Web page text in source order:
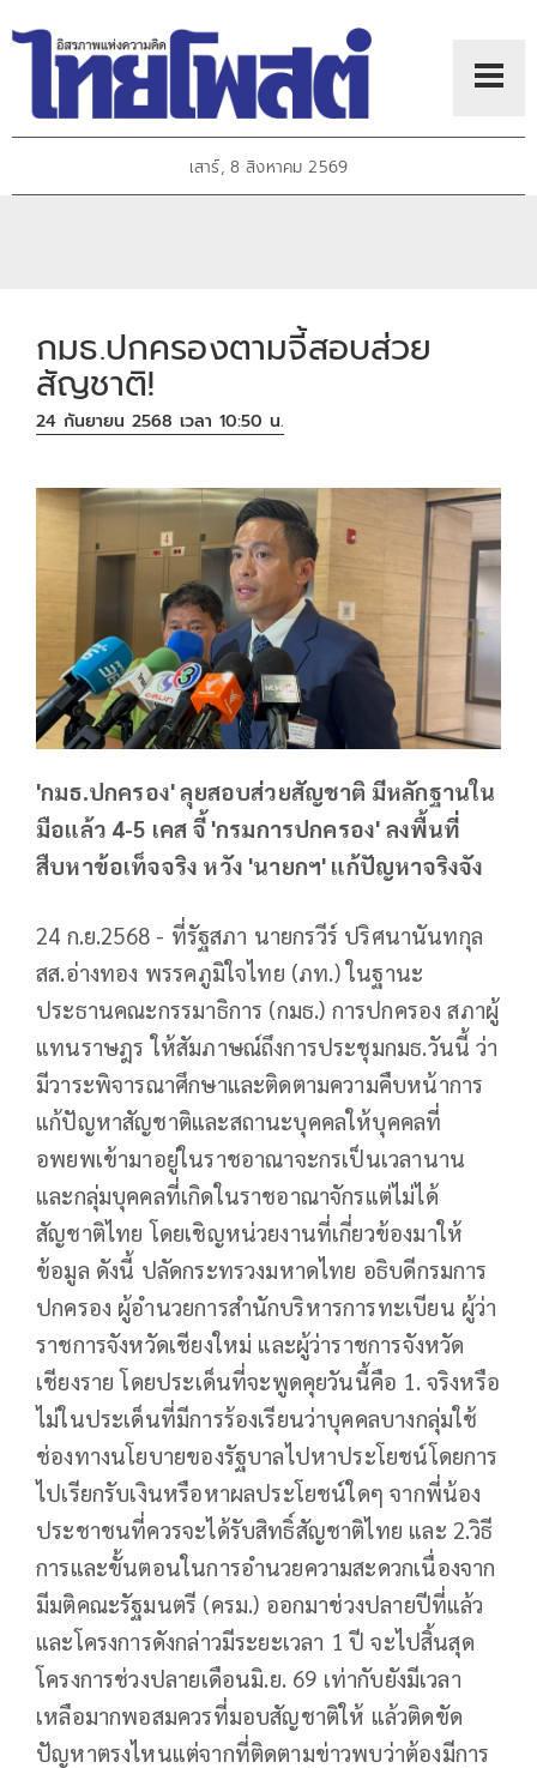
เสาร์, 8 สิงหาคม 2569
กมธ.ปกครองตามจี้สอบส่วย
สัญชาติ!
24 กันยายน 2568 เวลา 10:50 น.
'กมธ.ปกครอง' ลุยสอบส่วยสัญชาติ มีหลักฐานใน
มือแล้ว 4-5 เคส จี้ 'กรมการปกครอง' ลงพื้นที่
สืบหาข้อเท็จจริง หวัง 'นายกฯ' แก้ปัญหาจริงจัง
24 ก.ย.2568 - ที่รัฐสภา นายกรวีร์ ปริศนานันทกุล
สส.อ่างทอง พรรคภูมิใจไทย (ภท.) ในฐานะ
ประธานคณะกรรมาธิการ (กมธ.) การปกครอง สภาผู้
แทนราษฎร ให้สัมภาษณ์ถึงการประชุมกมธ.วันนี้ ว่า
มีวาระพิจารณาศึกษาและติดตามความคืบหน้าการ
แก้ปัญหาสัญชาติและสถานะบุคคลให้บุคคลที่
อพยพเข้ามาอยู่ในราชอาณาจะกรเป็นเวลานาน
และกลุ่มบุคคลที่เกิดในราชอาณาจักรแต่ไม่ได้
สัญชาติไทย โดยเชิญหน่วยงานที่เกี่ยวข้องมาให้
ข้อมูล ดังนี้ ปลัดกระทรวงมหาดไทย อธิบดีกรมการ
ปกครอง ผู้อำนวยการสำนักบริหารการทะเบียน ผู้ว่า
ราชการจังหวัดเชียงใหม่ และผู้ว่าราชการจังหวัด
เชียงราย โดยประเด็นที่จะพูดคุยวันนี้คือ 1. จริงหรือ
ไม่ในประเด็นที่มีการร้องเรียนว่าบุคคลบางกลุ่มใช้
ช่องทางนโยบายของรัฐบาลไปหาประโยชน์โดยการ
ไปเรียกรับเงินหรือหาผลประโยชน์ใดๆ จากพี่น้อง
ประชาชนที่ควรจะได้รับสิทธิ์สัญชาติไทย และ 2.วิธี
การและขั้นตอนในการอำนวยความสะดวกเนื่องจาก
มีมติคณะรัฐมนตรี (ครม.) ออกมาช่วงปลายปีที่แล้ว
และโครงการดังกล่าวมีระยะเวลา 1 ปี จะไปสิ้นสุด
โครงการช่วงปลายเดือนมิ.ย. 69 เท่ากับยังมีเวลา
เหลือมากพอสมควรที่มอบสัญชาติให้ แล้วติดขัด
ปัญหาตรงไหนแต่จากที่ติดตามข่าวพบว่าต้องมีการ